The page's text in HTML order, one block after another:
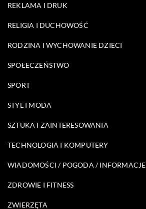
REKLAMA I DRUK
RELIGIA I DUCHOWOŚĆ
RODZINA I WYCHOWANIE DZIECI
SPOŁECZEŃSTWO
SPORT
STYL I MODA
SZTUKA I ZAINTERESOWANIA
TECHNOLOGIA I KOMPUTERY
WIADOMOŚCI / POGODA / INFORMACJE
ZDROWIE I FITNESS
ZWIERZĘTA